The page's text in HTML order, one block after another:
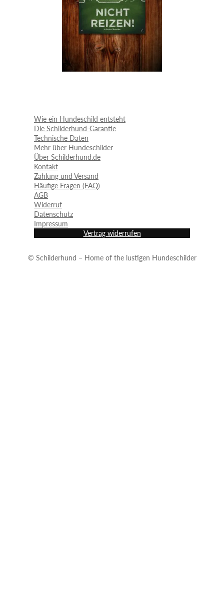
Wie ein Hundeschild entsteht
Die Schilderhund-Garantie
Technische Daten
Mehr über Hundeschilder
Über Schilderhund.de
Kontakt
Zahlung und Versand
Häufige Fragen (FAQ)
AGB
Widerruf
Datenschutz
Impressum
Vertrag widerrufen
© Schilderhund – Home of the lustigen Hundeschilder